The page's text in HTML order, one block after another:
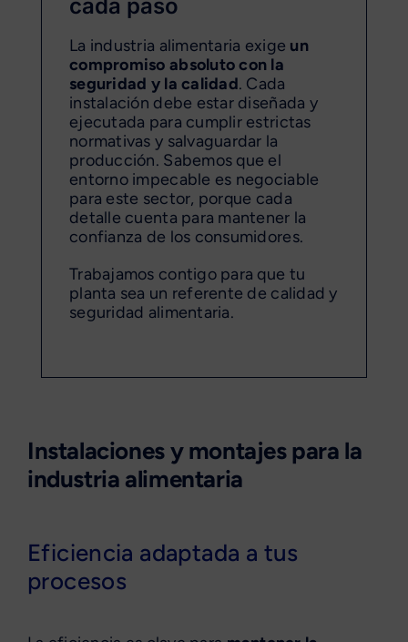
cada paso
La industria alimentaria exige un
compromiso absoluto con la
seguridad y la calidad. Cada
instalación debe estar diseñada y
ejecutada para cumplir estrictas
normativas y salvaguardar la
producción. Sabemos que el
entorno impecable es negociable
para este sector, porque cada
detalle cuenta para mantener la
confianza de los consumidores.
Trabajamos contigo para que tu
planta sea un referente de calidad y
seguridad alimentaria.
Instalaciones y montajes para la
industria alimentaria
Eficiencia adaptada a tus
procesos